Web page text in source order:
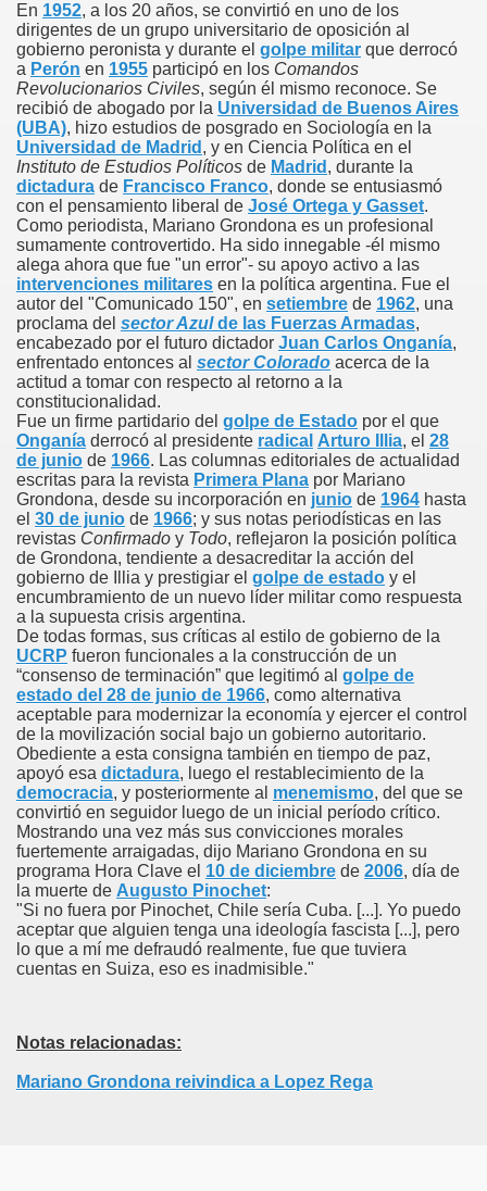
En 1952, a los 20 años, se convirtió en uno de los
dirigentes de un grupo universitario de oposición al
gobierno peronista y durante el golpe militar que derrocó
a Perón en 1955 participó en los Comandos
Revolucionarios Civiles, según él mismo reconoce. Se
recibió de abogado por la Universidad de Buenos Aires
(UBA), hizo estudios de posgrado en Sociología en la
Universidad de Madrid , y en Ciencia Política en el
Instituto de Estudios Políticos de Madrid , durante la
dictadura de Francisco Franco, donde se entusiasmó
con el pensamiento liberal de José Ortega y Gasset.
Como periodista, Mariano Grondona es un profesional
sumamente controvertido. Ha sido innegable -él mismo
alega ahora que fue "un error"- su apoyo activo a las
intervenciones militares en la política argentina. Fue el
autor del "Comunicado 150", en setiembre de 1962, una
proclama del sector Azulde las Fuerzas Armadas,
encabezado por el futuro dictador Juan Carlos Onganía,
enfrentado entonces al sector Colorado acerca de la
actitud a tomar con respecto al retorno a la
constitucionalidad.
Fue un firme partidario del golpe de Estado por el que
Onganía derrocó al presidente radical Arturo Illia, el 28
de junio de 1966. Las columnas editoriales de actualidad
escritas para la revista Primera Plana por Mariano
Grondona, desde su incorporación en junio de 1964 hasta
el 30 de junio de 1966; y sus notas periodísticas en las
revistas Confirmado y Todo, reflejaron la posición política
de Grondona, tendiente a desacreditar la acción del
gobierno de Illia y prestigiar el golpe de estado y el
encumbramiento de un nuevo líder militar como respuesta
a la supuesta crisis argentina.
De todas formas, sus críticas al estilo de gobierno de la
UCRP fueron funcionales a la construcción de un
“consenso de terminación” que legitimó al golpe de
estado del 28 de junio de 1966, como alternativa
aceptable para modernizar la economía y ejercer el control
de la movilización social bajo un gobierno autoritario.
Obediente a esta consigna también en tiempo de paz,
apoyó esa dictadura, luego el restablecimiento de la
democracia, y posteriormente al menemismo, del que se
convirtió en seguidor luego de un inicial período crítico.
Mostrando una vez más sus convicciones morales
fuertemente arraigadas, dijo Mariano Grondona en su
programa Hora Clave el 10 de diciembre de 2006, día de
la muerte de Augusto Pinochet:
"Si no fuera por Pinochet, Chile sería Cuba. [...]. Yo puedo
aceptar que alguien tenga una ideología fascista [...], pero
lo que a mí me defraudó realmente, fue que tuviera
cuentas en Suiza, eso es inadmisible."
Notas relacionadas:
Mariano Grondona reivindica a Lopez Rega